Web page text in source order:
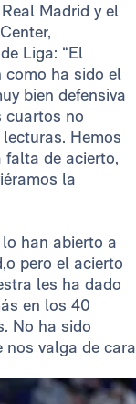
Madrid y el
Liga: “El
como ha sido el
bien defensiva
cuartos no
Hemos
falta de acierto,
la
han abierto a
pero el acierto
les ha dado
en los 40
No ha sido
nos valga de cara